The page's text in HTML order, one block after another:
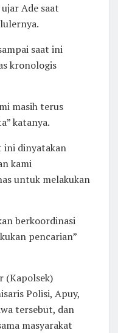
Ade saat
saat ini
kronologis
masih terus
katanya.
ini dinyatakan
kami
untuk melakukan
berkoordinasi
pencarian”
(Kapolsek)
Polisi, Apuy,
tersebut, dan
masyarakat